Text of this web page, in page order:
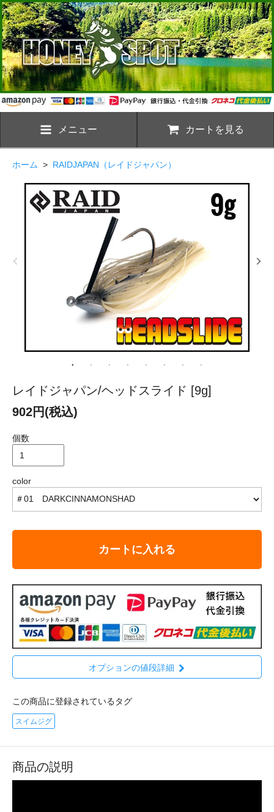
メニュー カートを見る
ホーム > RAIDJAPAN（レイドジャパン）
レイドジャパン/ヘッドスライド [9g]
902円(税込)
個数
color
カートに入れる
オプションの値段詳細
この商品に登録されているタグ
スイムジグ
商品の説明